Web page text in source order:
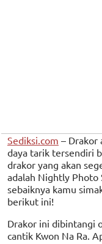
Sediksi.com – Drakor
daya tarik tersendiri
drakor yang akan
adalah Nightly Photo
sebaiknya kamu
berikut ini!
Drakor ini dibintangi
cantik Kwon Na Ra.